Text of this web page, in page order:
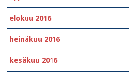
elokuu 2016
heinäkuu 2016
kesäkuu 2016